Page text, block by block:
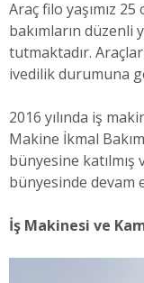
Araç filo yaşımız
bakımların düzenli
tutmaktadır.
ivedilik durumuna
2016 yılında iş
Makine İkmal
bünyesine katılmış
bünyesinde devam
İş Makinesi ve